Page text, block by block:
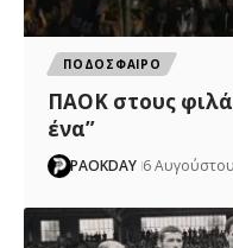
ΠΟΔΟΣΦΑΙΡΟ
ΠΑΟΚ στους
ένα”
PAOKDAY 6